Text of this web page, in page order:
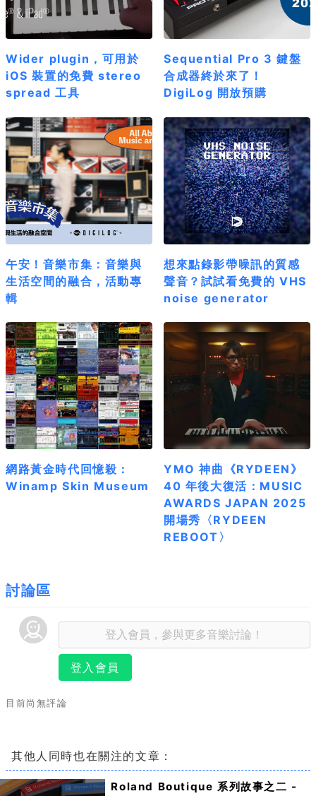
Wider plugin，可用於
iOS 裝置的免費 stereo
spread 工具
Sequential Pro 3 鍵盤
合成器終於來了！
DigiLog 開放預購
午安！音樂市集：音樂與
生活空間的融合，活動專
輯
想來點錄影帶噪訊的質感
聲音？試試看免費的 VHS
noise generator
網路黃金時代回憶殺：
Winamp Skin Museum
YMO 神曲《RYDEEN》
40 年後大復活：MUSIC
AWARDS JAPAN 2025
開場秀〈RYDEEN
REBOOT〉
討論區
登入會員
目前尚無評論
其他人同時也在關注的文章：
Roland Boutique 系列故事之二 -